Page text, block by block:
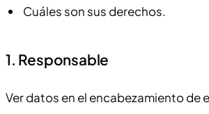
Cuáles son sus derechos.
1. Responsable
Ver datos en el encabezamiento de